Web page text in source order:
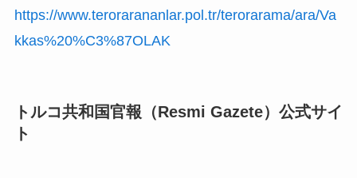
https://www.terorarananlar.pol.tr/terorarama/ara/Va
kkas%20%C3%87OLAK
トルコ共和国官報（Resmi Gazete）公式サイ
ト